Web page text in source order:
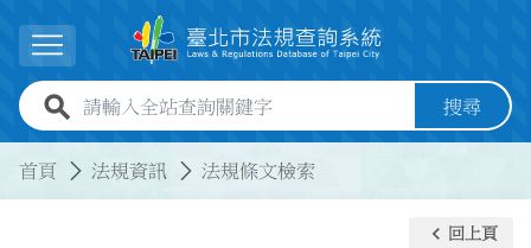
展開選單
全站查詢關鍵字欄位 搜尋
首頁 法規資訊 法規條文檢索
keyboard_arrow_left 回上頁